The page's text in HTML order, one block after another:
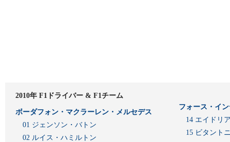
2010年 F1ドライバー & F1チーム
ボーダフォン・マクラーレン・メルセデス
01 ジェンソン・バトン
02 ルイス・ハミルトン
フォース・イ
14 エイドリ
15 ビタント